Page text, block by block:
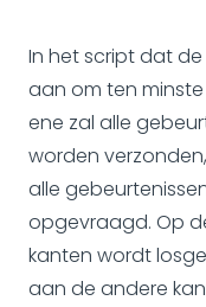
In het script dat
aan om ten
ene zal alle
worden
alle
opgevraagd. Op
kanten wordt
aan de andere